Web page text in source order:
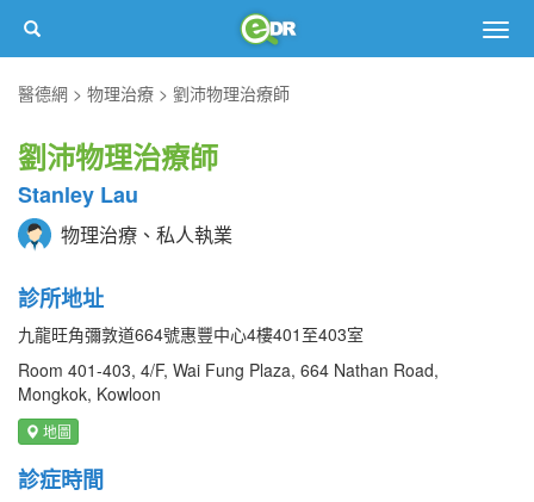
醫德網
物理治療 劉沛物理治療師
劉沛物理治療師
Stanley Lau
物理治療、私人執業
診所地址
九龍旺角彌敦道664號惠豐中心4樓401至403室
Room 401-403, 4/F, Wai Fung Plaza, 664 Nathan Road,
Mongkok, Kowloon
地圖
診症時間